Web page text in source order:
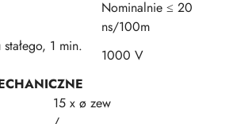
Nominalnie ≤ 20
ns/100m
1 min.
1000 V
15 x ø zew